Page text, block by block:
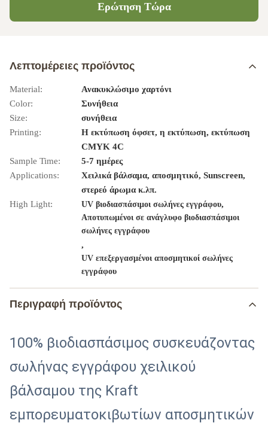
Ερώτηση Τώρα
Λεπτομέρειες προϊόντος
Material:
Ανακυκλώσιμο χαρτόνι
Color:
Συνήθεια
Size:
συνήθεια
Printing:
Η εκτύπωση όφσετ, η εκτύπωση, εκτύπωση
CMYK 4C
Sample Time:
5-7 ημέρες
Applications:
Χειλικά βάλσαμα, αποσμητικό, Sunscreen,
στερεό άρωμα κ.λπ.
High Light:
UV βιοδιασπάσιμοι σωλήνες εγγράφου,
Αποτυπωμένοι σε ανάγλυφο βιοδιασπάσιμοι
σωλήνες εγγράφου
,
UV επεξεργασμένοι αποσμητικοί σωλήνες
εγγράφου
Περιγραφή προϊόντος
100% βιοδιασπάσιμος συσκευάζοντας
σωλήνας εγγράφου χειλικού
βάλσαμου της Kraft
εμπορευματοκιβωτίων αποσμητικών